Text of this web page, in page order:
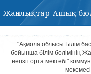
Жаңалықтар Ашық
"Ақмола облысы Білім
бойынша білім бөлімінің
негізгі орта мектебі"
мекемесі